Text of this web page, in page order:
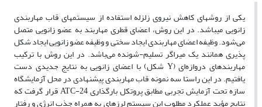
یکی از روشهای کاهش نیروی زلزله استفاده از سیستمهای قاب مهاربندی
زانویی میباشد. در این روش، اعضای قطری مهاربند به عضو زانویی متصل
می‌شود. وظیفه اعضای مهاربندی ایجاد سختی و وظیفه عضو زانویی ایجاد شکل
پذیری همانند یک میراگر تسلیم-شونده می‌باشد. در این روش با ترکیب
مهاربند‌های دروازه‌ای (Y شکل) با اعضای زانویی به نتایج جدیدی دست
یافتیم. در این راستا سه نمونه قاب مهاربندی پیشنهادی در محل آزمایشگاه
سازه تحت آزمایش تجربی مطابق پروتکل بارگذاری ATC-24 قرار گرفت که
نتایج مؤید عملکرد مطلوب این سیستم لرزهای به همراه جذب انرژی و رفتار